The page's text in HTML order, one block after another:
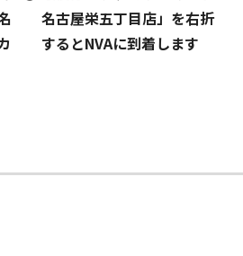
名古屋栄五丁目店」を右折
するとNVAに到着します